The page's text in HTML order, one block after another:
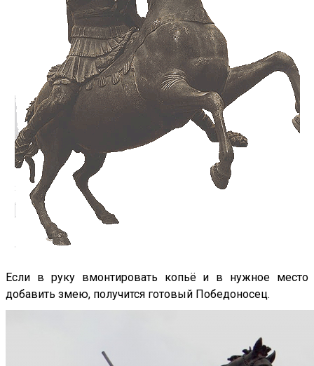
Если в руку вмонтировать копьё и в нужное место
добавить змею, получится готовый Победоносец.